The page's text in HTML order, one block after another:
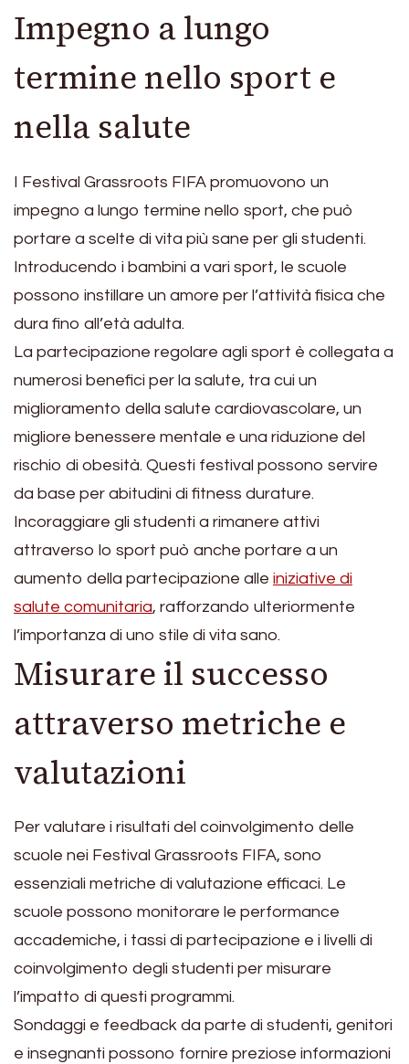
Impegno a lungo
termine nello sport e
nella salute
I Festival Grassroots FIFA promuovono un
impegno a lungo termine nello sport, che può
portare a scelte di vita più sane per gli studenti.
Introducendo i bambini a vari sport, le scuole
possono instillare un amore per l’attività fisica che
dura fino all’età adulta.
La partecipazione regolare agli sport è collegata a
numerosi benefici per la salute, tra cui un
miglioramento della salute cardiovascolare, un
migliore benessere mentale e una riduzione del
rischio di obesità. Questi festival possono servire
da base per abitudini di fitness durature.
Incoraggiare gli studenti a rimanere attivi
attraverso lo sport può anche portare a un
aumento della partecipazione alle iniziative di
salute comunitaria, rafforzando ulteriormente
l’importanza di uno stile di vita sano.
Misurare il successo
attraverso metriche e
valutazioni
Per valutare i risultati del coinvolgimento delle
scuole nei Festival Grassroots FIFA, sono
essenziali metriche di valutazione efficaci. Le
scuole possono monitorare le performance
accademiche, i tassi di partecipazione e i livelli di
coinvolgimento degli studenti per misurare
l’impatto di questi programmi.
Sondaggi e feedback da parte di studenti, genitori
e insegnanti possono fornire preziose informazioni